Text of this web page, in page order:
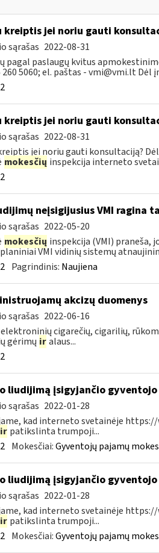
kreiptis jei noriu gauti
sąrašas 2022-08-31
pagal paslaugų kvitus
5060; el. paštas -vmi@vmi.ltDėl
kreiptis jei noriu gauti
sąrašas 2022-08-31
jei noriu gauti konsultaciją?
mokesčių inspekcija interneto
neįsigijusius VMI
sąrašas 2022-05-20
mokesčių inspekcija (VMI) praneša,
VMI vidinių sistemų
Pagrindinis: Naujiena
akcizų duomenys
sąrašas 2022-06-16
cigarečių, cigarilių,
gėrimų ir alaus...
liudijimą įsigyjančio
sąrašas 2022-01-28
kad interneto svetainėje
ir patikslinta trumpoji...
Mokesčiai:Gyventojų pajamų
liudijimą įsigyjančio
sąrašas 2022-01-28
kad interneto svetainėje
ir patikslinta trumpoji...
Mokesčiai:Gyventojų pajamų